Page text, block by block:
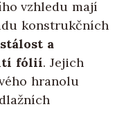
vzhledu mají
konstrukčních
a
fólií. Jejich
hranolu